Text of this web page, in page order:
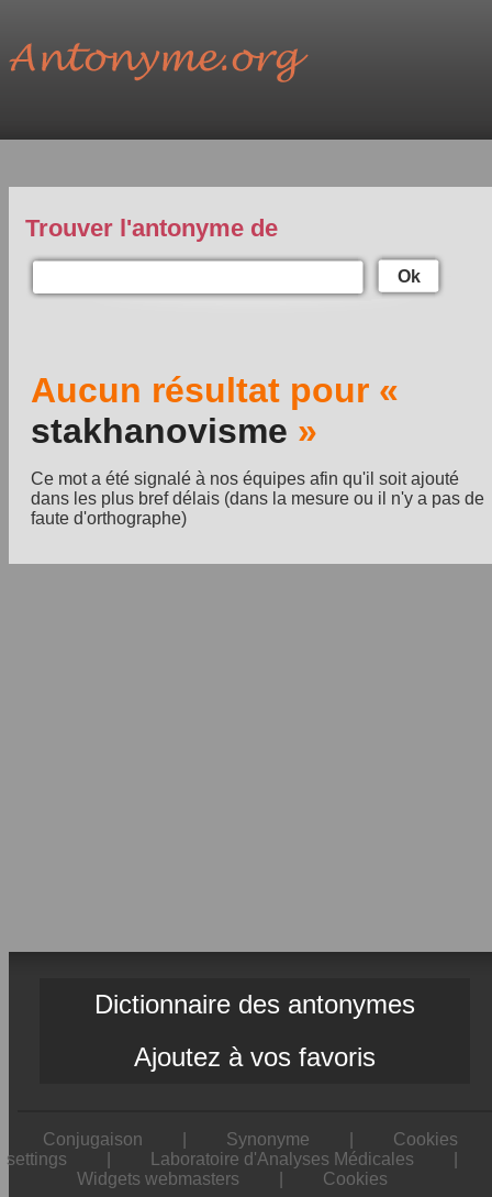
Trouver l'antonyme de
Ok
Aucun résultat pour «
stakhanovisme »
Ce mot a été signalé à nos équipes afin qu'il soit ajouté
dans les plus bref délais (dans la mesure ou il n'y a pas de
faute d'orthographe)
Dictionnaire des antonymes
Ajoutez à vos favoris
Conjugaison Synonyme
Cookies
settings
Laboratoire d'Analyses Médicales
Widgets webmasters
Cookies